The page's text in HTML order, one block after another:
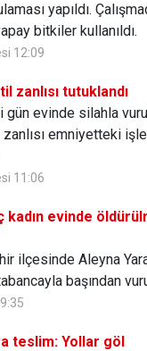
yapıldı.
bitkiler kullanıldı.
12:09
zanlısı tutuklandı
gün evinde silahla
zanlısı emniyetteki
11:06
kadın evinde
ilçesinde Aleyna
başından
teslim: Yollar göl